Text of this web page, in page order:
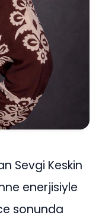
Sevgi Keskin
enerjisiyle
sonunda